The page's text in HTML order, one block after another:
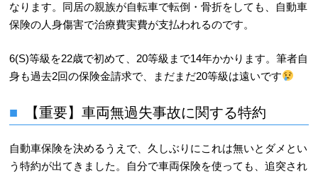
なります。同居の親族が自転車で転倒・骨折をしても、自動車
保険の人身傷害で治療費実費が支払われるのです。
6(S)等級を22歳で初めて、20等級まで14年かかります。筆者自
身も過去2回の保険金請求で、まだまだ20等級は遠いです
【重要】車両無過失事故に関する特約
自動車保険を決めるうえで、久しぶりにこれは無いとダメとい
う特約が出てきました。自分で車両保険を使っても、追突され